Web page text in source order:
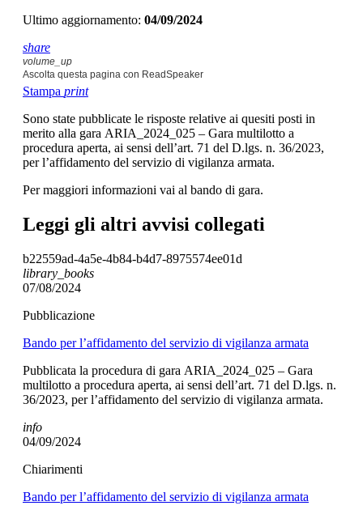
Ultimo aggiornamento: 04/09/2024
share
volume_up
Ascolta questa pagina con ReadSpeaker
Stampa print
Sono state pubblicate le risposte relative ai quesiti posti in
merito alla gara ARIA_2024_025 – Gara multilotto a
procedura aperta, ai sensi dell’art. 71 del D.lgs. n. 36/2023,
per l’affidamento del servizio di vigilanza armata.
Per maggiori informazioni vai al bando di gara.
Leggi gli altri avvisi collegati
b22559ad-4a5e-4b84-b4d7-8975574ee01d
library_books
07/08/2024
Pubblicazione
Bando per l’affidamento del servizio di vigilanza armata
Pubblicata la procedura di gara ARIA_2024_025 – Gara
multilotto a procedura aperta, ai sensi dell’art. 71 del D.lgs. n.
36/2023, per l’affidamento del servizio di vigilanza armata.
info
04/09/2024
Chiarimenti
Bando per l’affidamento del servizio di vigilanza armata